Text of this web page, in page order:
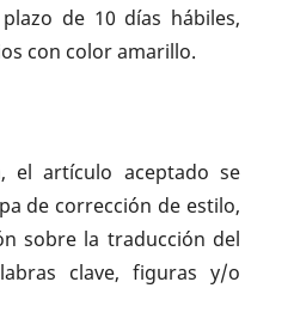
de 10 días hábiles,
con color amarillo.
el artículo aceptado se
de corrección de estilo,
sobre la traducción del
clave, figuras y/o